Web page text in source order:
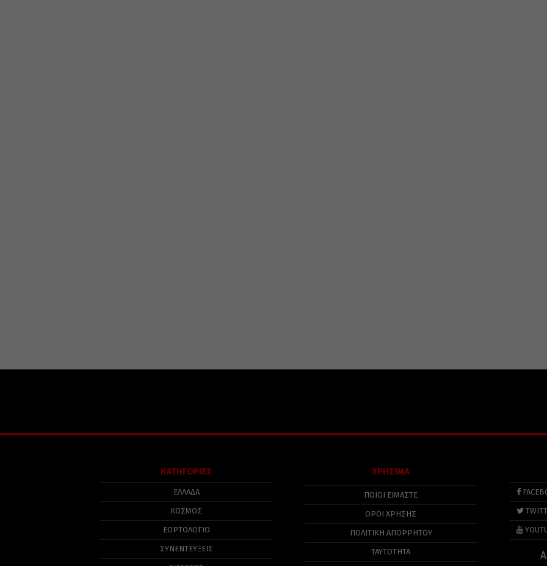
ΚΑΤΗΓΟΡΙΕΣ
ΕΛΛΑΔΑ
ΚΟΣΜΟΣ
ΕΟΡΤΟΛΟΓΙΟ
ΣΥΝΕΝΤΕΥΞΕΙΣ
ΧΡΗΣΙΜΑ
ΠΟΙΟΙ ΕΙΜΑΣΤΕ
ΟΡΟΙ ΧΡΗΣΗΣ
ΠΟΛΙΤΙΚΉ ΑΠΟΡΡΉΤΟΥ
ΤΑΥΤΟΤΗΤΑ